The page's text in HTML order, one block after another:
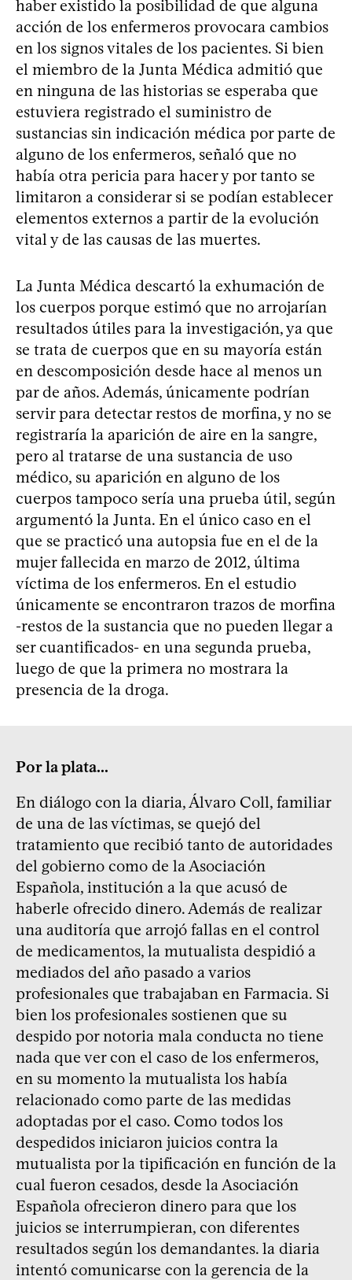
haber existido la posibilidad de que alguna
acción de los enfermeros provocara cambios
en los signos vitales de los pacientes. Si bien
el miembro de la Junta Médica admitió que
en ninguna de las historias se esperaba que
estuviera registrado el suministro de
sustancias sin indicación médica por parte de
alguno de los enfermeros, señaló que no
había otra pericia para hacer y por tanto se
limitaron a considerar si se podían establecer
elementos externos a partir de la evolución
vital y de las causas de las muertes.
La Junta Médica descartó la exhumación de
los cuerpos porque estimó que no arrojarían
resultados útiles para la investigación, ya que
se trata de cuerpos que en su mayoría están
en descomposición desde hace al menos un
par de años. Además, únicamente podrían
servir para detectar restos de morfina, y no se
registraría la aparición de aire en la sangre,
pero al tratarse de una sustancia de uso
médico, su aparición en alguno de los
cuerpos tampoco sería una prueba útil, según
argumentó la Junta. En el único caso en el
que se practicó una autopsia fue en el de la
mujer fallecida en marzo de 2012, última
víctima de los enfermeros. En el estudio
únicamente se encontraron trazos de morfina
-restos de la sustancia que no pueden llegar a
ser cuantificados- en una segunda prueba,
luego de que la primera no mostrara la
presencia de la droga.
Por la plata...
En diálogo con la diaria, Álvaro Coll, familiar
de una de las víctimas, se quejó del
tratamiento que recibió tanto de autoridades
del gobierno como de la Asociación
Española, institución a la que acusó de
haberle ofrecido dinero. Además de realizar
una auditoría que arrojó fallas en el control
de medicamentos, la mutualista despidió a
mediados del año pasado a varios
profesionales que trabajaban en Farmacia. Si
bien los profesionales sostienen que su
despido por notoria mala conducta no tiene
nada que ver con el caso de los enfermeros,
en su momento la mutualista los había
relacionado como parte de las medidas
adoptadas por el caso. Como todos los
despedidos iniciaron juicios contra la
mutualista por la tipificación en función de la
cual fueron cesados, desde la Asociación
Española ofrecieron dinero para que los
juicios se interrumpieran, con diferentes
resultados según los demandantes. la diaria
intentó comunicarse con la gerencia de la